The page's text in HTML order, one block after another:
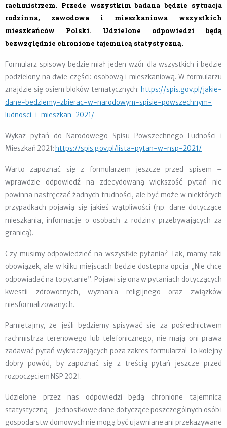
rachmistrzem. Przede wszystkim badana będzie sytuacja
rodzinna, zawodowa i mieszkaniowa wszystkich
mieszkańców Polski. Udzielone odpowiedzi będą
bezwzględnie chronione tajemnicą statystyczną.
Formularz spisowy będzie miał jeden wzór dla wszystkich i będzie
podzielony na dwie części: osobową i mieszkaniową. W formularzu
znajdzie się osiem bloków tematycznych: https://spis.gov.pl/jakie-
dane-bedziemy-zbierac-w-narodowym-spisie-powszechnym-
ludnosci-i-mieszkan-2021/
Wykaz pytań do Narodowego Spisu Powszechnego Ludności i
Mieszkań 2021: https://spis.gov.pl/lista-pytan-w-nsp-2021/
Warto zapoznać się z formularzem jeszcze przed spisem –
wprawdzie odpowiedź na zdecydowaną większość pytań nie
powinna nastręczać żadnych trudności, ale być może w niektórych
przypadkach pojawią się jakieś wątpliwości (np. dane dotyczące
mieszkania, informacje o osobach z rodziny przebywających za
granicą).
Czy musimy odpowiedzieć na wszystkie pytania? Tak, mamy taki
obowiązek, ale w kilku miejscach będzie dostępna opcja „Nie chcę
odpowiadać na to pytanie”. Pojawi się ona w pytaniach dotyczących
kwestii zdrowotnych, wyznania religijnego oraz związków
niesformalizowanych.
Pamiętajmy, że jeśli będziemy spisywać się za pośrednictwem
rachmistrza terenowego lub telefonicznego, nie mają oni prawa
zadawać pytań wykraczających poza zakres formularza! To kolejny
dobry powód, by zapoznać się z treścią pytań jeszcze przed
rozpoczęciem NSP 2021.
Udzielone przez nas odpowiedzi będą chronione tajemnicą
statystyczną – jednostkowe dane dotyczące poszczególnych osób i
gospodarstw domowych nie mogą być ujawniane ani przekazywane